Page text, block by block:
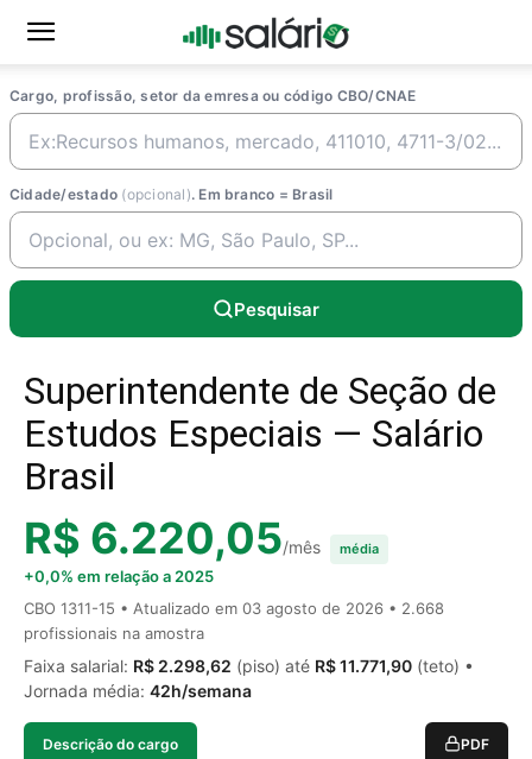
Cargo, profissão, setor da emresa ou código CBO/CNAE
Cidade/estado (opcional). Em branco = Brasil
Pesquisar
Superintendente de Seção de
Estudos Especiais — Salário
Brasil
R$ 6.220,05/mês média
+0,0% em relação a 2025
CBO 1311-15 • Atualizado em 03 agosto de 2026 • 2.668
profissionais na amostra
Faixa salarial: R$ 2.298,62 (piso) até R$ 11.771,90 (teto) •
Jornada média: 42h/semana
Descrição do cargo PDF